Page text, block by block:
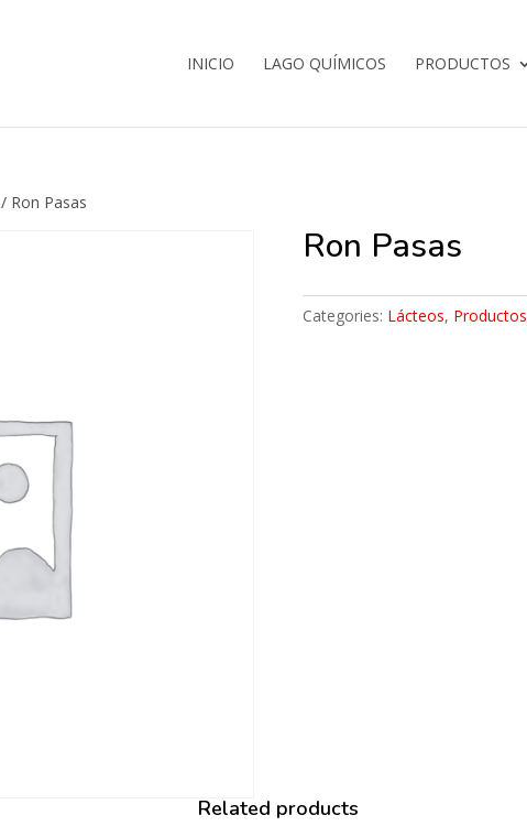
INICIO LAGO QUÍMICOS PRODUCTOS
/ Ron Pasas
Ron Pasas
Categories: Lácteos, Productos
Related products